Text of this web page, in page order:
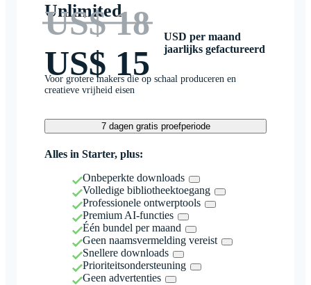
Unlimited
US$ 18
US$ 15
USD per maand
jaarlijks gefactureerd
Voor grotere makers die op schaal produceren en
creatieve vrijheid eisen
7 dagen gratis proefperiode
Alles in Starter, plus:
Onbeperkte downloads
Volledige bibliotheektoegang
Professionele ontwerptools
Premium AI-functies
Één bundel per maand
Geen naamsvermelding vereist
Snellere downloads
Prioriteitsondersteuning
Geen advertenties